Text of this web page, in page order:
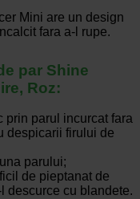
Mini are un design
fara a-l rupe.
par Shine
Roz:
prin parul incurcat fara
despicarii firului de
parului;
de pieptanat de
descurce cu blandete.